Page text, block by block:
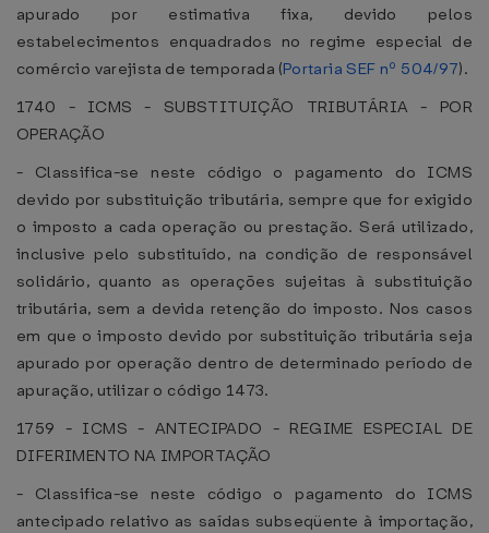
apurado por estimativa fixa, devido pelos
estabelecimentos enquadrados no regime especial de
comércio varejista de temporada (Portaria SEF nº 504/97).
1740 - ICMS - SUBSTITUIÇÃO TRIBUTÁRIA - POR
OPERAÇÃO
- Classifica-se neste código o pagamento do ICMS
devido por substituição tributária, sempre que for exigido
o imposto a cada operação ou prestação. Será utilizado,
inclusive pelo substituído, na condição de responsável
solidário, quanto as operações sujeitas à substituição
tributária, sem a devida retenção do imposto. Nos casos
em que o imposto devido por substituição tributária seja
apurado por operação dentro de determinado período de
apuração, utilizar o código 1473.
1759 - ICMS - ANTECIPADO - REGIME ESPECIAL DE
DIFERIMENTO NA IMPORTAÇÃO
- Classifica-se neste código o pagamento do ICMS
antecipado relativo as saídas subseqüente à importação,